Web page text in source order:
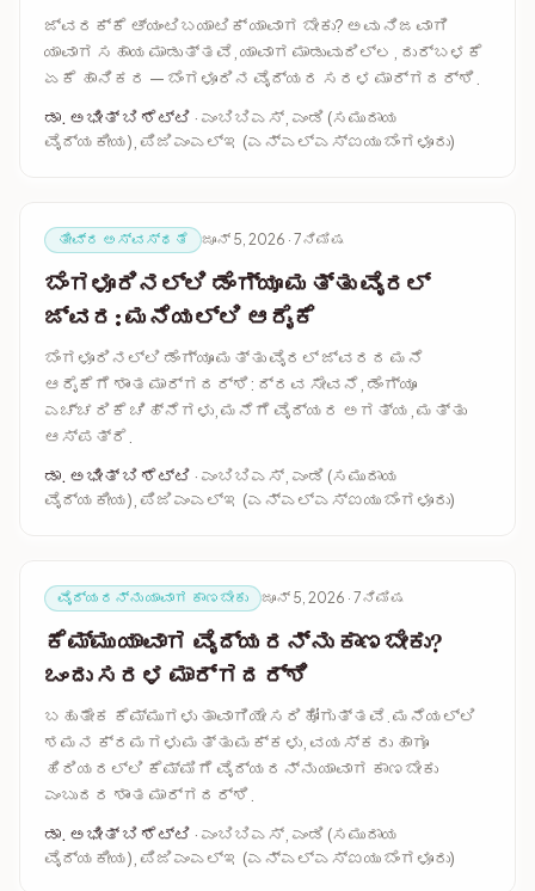
ಜ್ವರಕ್ಕೆ ಆ್ಯಂಟಿಬಯಾಟಿಕ್ ಯಾವಾಗ ಬೇಕು? ಅವು ನಿಜವಾಗಿ
ಯಾವಾಗ ಸಹಾಯ ಮಾಡುತ್ತವೆ, ಯಾವಾಗ ಮಾಡುವುದಿಲ್ಲ, ದುರ್ಬಳಕೆ
ಏಕೆ ಹಾನಿಕರ — ಬೆಂಗಳೂರಿನ ವೈದ್ಯರ ಸರಳ ಮಾರ್ಗದರ್ಶಿ.
ಡಾ. ಅಭೀತ್ ಬಿ ಶೆಟ್ಟಿ · ಎಂಬಿಬಿಎಸ್, ಎಂಡಿ (ಸಮುದಾಯ
ವೈದ್ಯಕೀಯ), ಪಿಜಿಎಂಎಲ್‌ಇ (ಎನ್‌ಎಲ್‌ಎಸ್‌ಐಯು ಬೆಂಗಳೂರು)
ತೀವ್ರ ಅಸ್ವಸ್ಥತೆ ಜೂನ್ 5, 2026 · 7ನಿಮಿಷ
ಬೆಂಗಳೂರಿನಲ್ಲಿ ಡೆಂಗ್ಯೂ ಮತ್ತು ವೈರಲ್
ಜ್ವರ: ಮನೆಯಲ್ಲಿ ಆರೈಕೆ
ಬೆಂಗಳೂರಿನಲ್ಲಿ ಡೆಂಗ್ಯೂ ಮತ್ತು ವೈರಲ್ ಜ್ವರದ ಮನೆ
ಆರೈಕೆಗೆ ಶಾಂತ ಮಾರ್ಗದರ್ಶಿ: ದ್ರವ ಸೇವನೆ, ಡೆಂಗ್ಯೂ
ಎಚ್ಚರಿಕೆ ಚಿಹ್ನೆಗಳು, ಮನೆಗೆ ವೈದ್ಯರ ಅಗತ್ಯ, ಮತ್ತು
ಆಸ್ಪತ್ರೆ.
ಡಾ. ಅಭೀತ್ ಬಿ ಶೆಟ್ಟಿ · ಎಂಬಿಬಿಎಸ್, ಎಂಡಿ (ಸಮುದಾಯ
ವೈದ್ಯಕೀಯ), ಪಿಜಿಎಂಎಲ್‌ಇ (ಎನ್‌ಎಲ್‌ಎಸ್‌ಐಯು ಬೆಂಗಳೂರು)
ವೈದ್ಯರನ್ನು ಯಾವಾಗ ಕಾಣಬೇಕು ಜೂನ್ 5, 2026 · 7ನಿಮಿಷ
ಕೆಮ್ಮು ಯಾವಾಗ ವೈದ್ಯರನ್ನು ಕಾಣಬೇಕು?
ಒಂದು ಸರಳ ಮಾರ್ಗದರ್ಶಿ
ಬಹುತೇಕ ಕೆಮ್ಮುಗಳು ತಾವಾಗಿಯೇ ಸರಿಹೋಗುತ್ತವೆ. ಮನೆಯಲ್ಲಿ
ಶಮನ ಕ್ರಮಗಳು ಮತ್ತು ಮಕ್ಕಳು, ವಯಸ್ಕರು ಹಾಗೂ
ಹಿರಿಯರಲ್ಲಿ ಕೆಮ್ಮಿಗೆ ವೈದ್ಯರನ್ನು ಯಾವಾಗ ಕಾಣಬೇಕು
ಎಂಬುದರ ಶಾಂತ ಮಾರ್ಗದರ್ಶಿ.
ಡಾ. ಅಭೀತ್ ಬಿ ಶೆಟ್ಟಿ · ಎಂಬಿಬಿಎಸ್, ಎಂಡಿ (ಸಮುದಾಯ
ವೈದ್ಯಕೀಯ), ಪಿಜಿಎಂಎಲ್‌ಇ (ಎನ್‌ಎಲ್‌ಎಸ್‌ಐಯು ಬೆಂಗಳೂರು)